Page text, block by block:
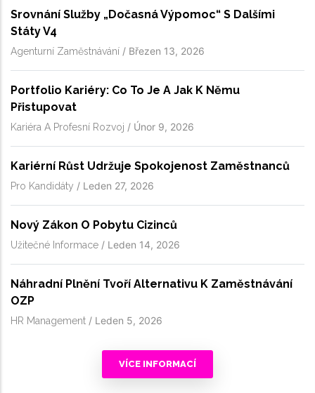
Srovnání Služby „dočasná Výpomoc“ S Dalšími
Státy V4
Agenturní Zaměstnávání / Březen 13, 2026
Portfolio Kariéry: Co To Je A Jak K Němu
Přistupovat
Kariéra A Profesní Rozvoj / Únor 9, 2026
Kariérní Růst Udržuje Spokojenost Zaměstnanců
Pro Kandidáty / Leden 27, 2026
Nový Zákon O Pobytu Cizinců
Užitečné Informace / Leden 14, 2026
Náhradní Plnění Tvoří Alternativu K Zaměstnávání
OZP
HR Management / Leden 5, 2026
VÍCE INFORMACÍ